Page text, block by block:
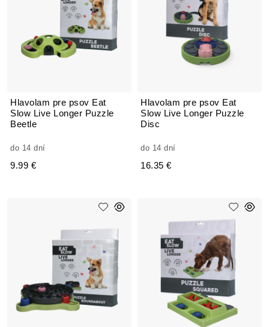
Hlavolam pre psov Eat
Slow Live Longer Puzzle
Beetle
do 14 dní
9.99 €
Hlavolam pre psov Eat
Slow Live Longer Puzzle
Disc
do 14 dní
16.35 €